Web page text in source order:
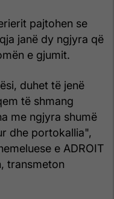
pajtohen se
janë dy ngjyra që
e gjumit.
duhet të jenë
të shmang
me ngjyra shumë
dhe portokallia",
e ADROIT
transmeton